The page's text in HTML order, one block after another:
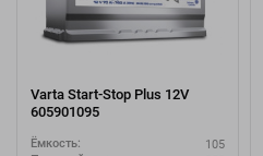
Varta Start-Stop Plus 12V
605901095
Ёмкость: 105